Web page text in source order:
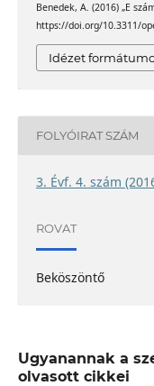
Benedek, A. (2016) „E
https://doi.org/10.3311/
Idézet
FOLYÓIRAT SZÁM
3. Évf. 4. szám
ROVAT
Beköszöntő
Ugyanannak a
olvasott cikkei